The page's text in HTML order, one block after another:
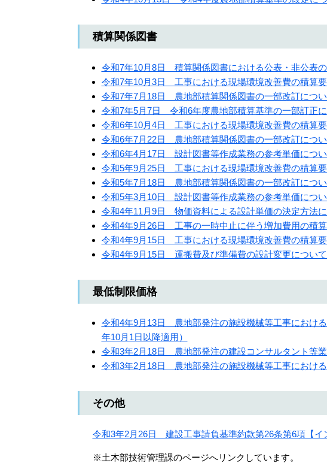
積算関係図書
令和7年10月8日 積算関係図書における公表・非公表
令和7年10月3日 工事における現場環境改善費の積算要
令和7年7月18日 農地部積算関係図書の一部改訂につ
令和7年5月7日 令和6年度農地部積算基準の一部訂正
令和6年10月4日 工事における現場環境改善費の積算要
令和6年7月22日 農地部積算関係図書の一部改訂につ
令和6年4月17日 設計図書等作成業務の参考単価につ
令和5年9月25日 工事における現場環境改善費の積算要
令和5年7月18日 農地部積算関係図書の一部改訂につ
令和5年3月10日 設計図書等作成業務の参考単価につ
令和4年11月9日 物価資料による設計単価の決定方法に
令和4年9月26日 工事の一時中止に伴う増加費用の積算
令和4年9月15日 工事における現場環境改善費の積算要
令和4年9月15日 運搬費及び準備費の設計変更について
最低制限価格
令和4年9月13日 農地部発注の施設機械等工事におけ
年10月1日以降適用）
令和3年2月18日 農地部発注の建設コンサルタント等
令和3年2月18日 農地部発注の施設機械等工事におけ
その他
令和3年2月26日 建設工事請負基準約款第26条第6項【イ
※土木部技術管理課のページへリンクしています。